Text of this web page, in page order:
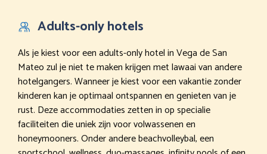
Adults-only hotels
Als je kiest voor een adults-only hotel in Vega de San
Mateo zul je niet te maken krijgen met lawaai van andere
hotelgangers. Wanneer je kiest voor een vakantie zonder
kinderen kan je optimaal ontspannen en genieten van je
rust. Deze accommodaties zetten in op specialie
faciliteiten die uniek zijn voor volwassenen en
honeymooners. Onder andere beachvolleybal, een